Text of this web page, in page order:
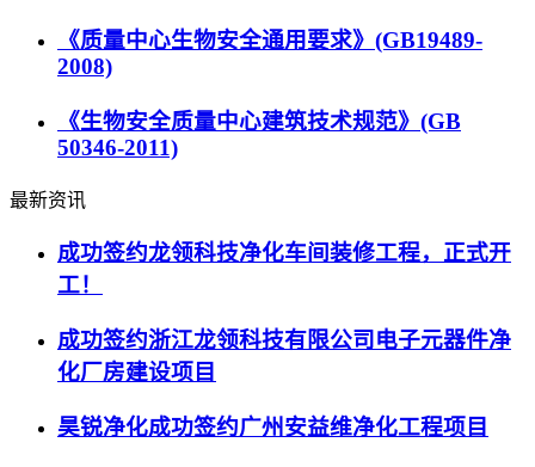
《质量中心生物安全通用要求》(GB19489-
2008)
《生物安全质量中心建筑技术规范》(GB
50346-2011)
最新资讯
成功签约龙领科技净化车间装修工程，正式开
工！
成功签约浙江龙领科技有限公司电子元器件净
化厂房建设项目
昊锐净化成功签约广州安益维净化工程项目